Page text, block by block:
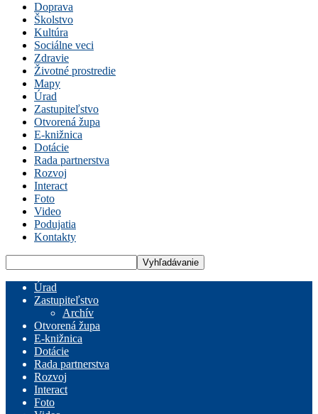
Doprava
Školstvo
Kultúra
Sociálne veci
Zdravie
Životné prostredie
Mapy
Úrad
Zastupiteľstvo
Otvorená župa
E-knižnica
Dotácie
Rada partnerstva
Rozvoj
Interact
Foto
Video
Podujatia
Kontakty
Úrad
Zastupiteľstvo
Archív
Otvorená župa
E-knižnica
Dotácie
Rada partnerstva
Rozvoj
Interact
Foto